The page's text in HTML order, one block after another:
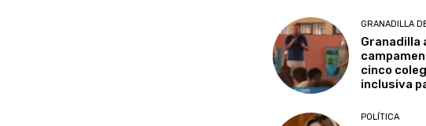
GRANADILLA
Granadilla
cinco
inclusiva
POLÍTICA